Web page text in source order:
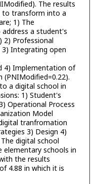
The results
to transform into a
1) The
a student's
2) Professional
Integrating open
4) Implementation of
a digital school in
1) Student's
Operational Process
Model
tranfromation
3) Design 4)
digital school
schools in
the results
4.88 in which it is